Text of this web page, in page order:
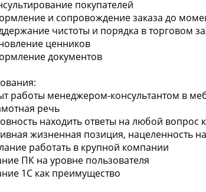
покупателей
и сопровождение заказа до
чистоты и порядка в торговом
ценников
документов
работы менеджером-консультантом в
речь
находить ответы на любой вопрос
жизненная позиция, нацеленность на
работать в крупной компании
ПК на уровне пользователя
1С как преимущество